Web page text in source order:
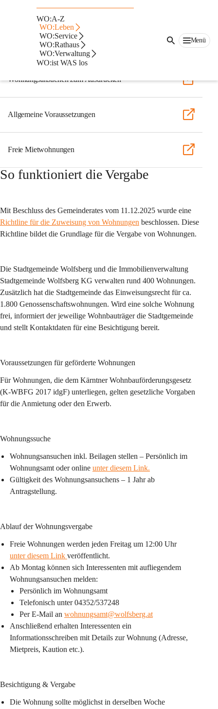
WO:A-Z
WO:Leben
WO:Service
WO:Rathaus
WO:Verwaltung
WO:ist WAS los
Menü
Mietwohnungen in Wolfsberg
Wichtige Links
Online Wohnungsansuchen
Wohnungsansuchen zum Ausdrucken
Allgemeine Voraussetzungen
Freie Mietwohnungen
So funktioniert die Vergabe
Mit Beschluss des Gemeinderates vom 11.12.2025 wurde eine
Richtline für die Zuweisung von Wohnungen beschlossen. Diese
Richtline bildet die Grundlage für die Vergabe von Wohnungen.
Die Stadtgemeinde Wolfsberg und die Immobilienverwaltung
Stadtgemeinde Wolfsberg KG verwalten rund 400 Wohnungen.
Zusätzlich hat die Stadtgemeinde das Einweisungsrecht für ca.
1.800 Genossenschaftswohnungen. Wird eine solche Wohnung
frei, informiert der jeweilige Wohnbauträger die Stadtgemeinde
und stellt Kontaktdaten für eine Besichtigung bereit.
Voraussetzungen für geförderte Wohnungen
Für Wohnungen, die dem Kärntner Wohnbauförderungsgesetz
(K-WBFG 2017 idgF) unterliegen, gelten gesetzliche Vorgaben
für die Anmietung oder den Erwerb.
Wohnungssuche
Wohnungsansuchen inkl. Beilagen stellen – Persönlich im
Wohnungsamt oder online unter diesem Link.
Gültigkeit des Wohnungsansuchens – 1 Jahr ab
Antragstellung.
Ablauf der Wohnungsvergabe
Freie Wohnungen werden jeden Freitag um 12:00 Uhr
unter diesem Link veröffentlicht.
Ab Montag können sich Interessenten mit aufliegendem
Wohnungsansuchen melden:
Persönlich im Wohnungsamt
Telefonisch unter 04352/537248
Per E-Mail an wohnungsamt@wolfsberg.at
Anschließend erhalten Interessenten ein
Informationsschreiben mit Details zur Wohnung (Adresse,
Mietpreis, Kaution etc.).
Besichtigung & Vergabe
Die Wohnung sollte möglichst in derselben Woche